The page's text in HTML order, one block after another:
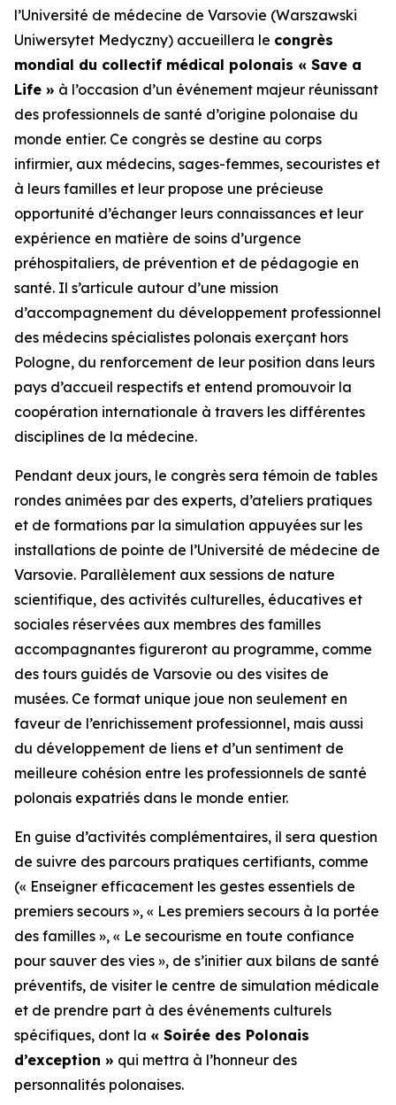
l’Université de médecine de Varsovie (Warszawski
Uniwersytet Medyczny) accueillera le congrès
mondial du collectif médical polonais « Save a
Life » à l’occasion d’un événement majeur réunissant
des professionnels de santé d’origine polonaise du
monde entier. Ce congrès se destine au corps
infirmier, aux médecins, sages-femmes, secouristes et
à leurs familles et leur propose une précieuse
opportunité d’échanger leurs connaissances et leur
expérience en matière de soins d’urgence
préhospitaliers, de prévention et de pédagogie en
santé. Il s’articule autour d’une mission
d’accompagnement du développement professionnel
des médecins spécialistes polonais exerçant hors
Pologne, du renforcement de leur position dans leurs
pays d’accueil respectifs et entend promouvoir la
coopération internationale à travers les différentes
disciplines de la médecine.
Pendant deux jours, le congrès sera témoin de tables
rondes animées par des experts, d’ateliers pratiques
et de formations par la simulation appuyées sur les
installations de pointe de l’Université de médecine de
Varsovie. Parallèlement aux sessions de nature
scientifique, des activités culturelles, éducatives et
sociales réservées aux membres des familles
accompagnantes figureront au programme, comme
des tours guidés de Varsovie ou des visites de
musées. Ce format unique joue non seulement en
faveur de l’enrichissement professionnel, mais aussi
du développement de liens et d’un sentiment de
meilleure cohésion entre les professionnels de santé
polonais expatriés dans le monde entier.
En guise d’activités complémentaires, il sera question
de suivre des parcours pratiques certifiants, comme
(« Enseigner efficacement les gestes essentiels de
premiers secours », « Les premiers secours à la portée
des familles », « Le secourisme en toute confiance
pour sauver des vies », de s’initier aux bilans de santé
préventifs, de visiter le centre de simulation médicale
et de prendre part à des événements culturels
spécifiques, dont la « Soirée des Polonais
d’exception » qui mettra à l’honneur des
personnalités polonaises.